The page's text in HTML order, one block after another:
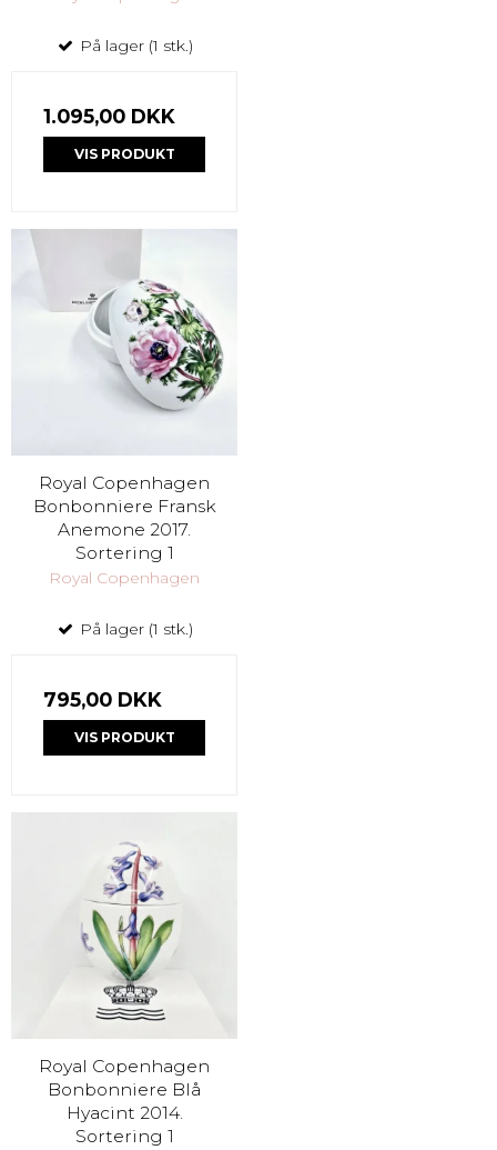
På lager (1 stk.)
1.095,00 DKK
VIS PRODUKT
Royal Copenhagen
Bonbonniere Fransk
Anemone 2017.
Sortering 1
Royal Copenhagen
På lager (1 stk.)
795,00 DKK
VIS PRODUKT
Royal Copenhagen
Bonbonniere Blå
Hyacint 2014.
Sortering 1